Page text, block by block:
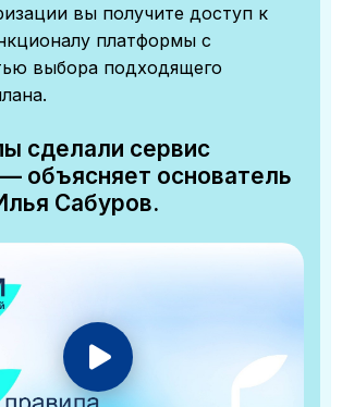
вы получите доступ к
платформы с
выбора подходящего
сделали сервис
объясняет основатель
Сабуров.